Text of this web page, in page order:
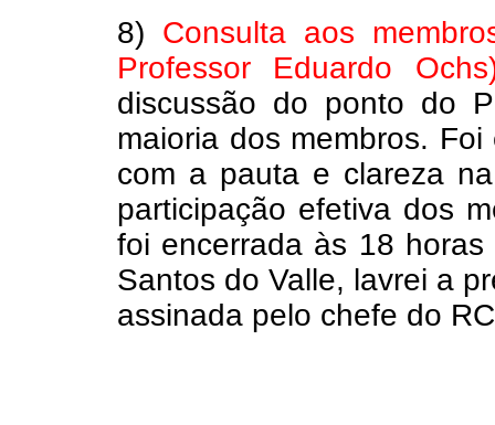
8) Consulta aos
Professor Eduardo
discussão do ponto do
maioria dos membros.
com a pauta e clareza
participação efetiva dos
foi encerrada às 18
Santos do Valle, lavrei a
assinada pelo chefe do